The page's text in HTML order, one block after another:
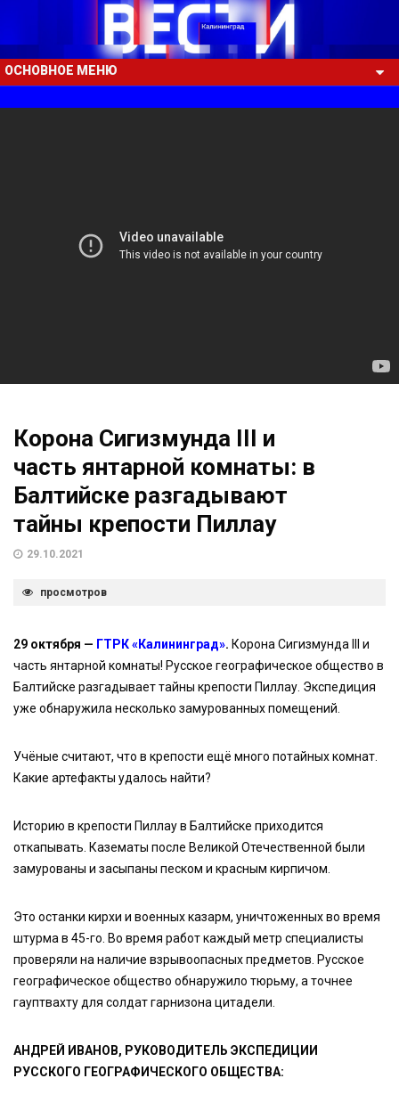
ОСНОВНОЕ МЕНЮ
Корона Сигизмунда III и
часть янтарной комнаты: в
Балтийске разгадывают
тайны крепости Пиллау
29.10.2021
просмотров
29 октября — ГТРК «Калининград». Корона Сигизмунда III и
часть янтарной комнаты! Русское географическое общество в
Балтийске разгадывает тайны крепости Пиллау. Экспедиция
уже обнаружила несколько замурованных помещений.
Учёные считают, что в крепости ещё много потайных комнат.
Какие артефакты удалось найти?
Историю в крепости Пиллау в Балтийске приходится
откапывать. Казематы после Великой Отечественной были
замурованы и засыпаны песком и красным кирпичом.
Это останки кирхи и военных казарм, уничтоженных во время
штурма в 45-го. Во время работ каждый метр специалисты
проверяли на наличие взрывоопасных предметов. Русское
географическое общество обнаружило тюрьму, а точнее
гауптвахту для солдат гарнизона цитадели.
АНДРЕЙ ИВАНОВ, РУКОВОДИТЕЛЬ ЭКСПЕДИЦИИ
РУССКОГО ГЕОГРАФИЧЕСКОГО ОБЩЕСТВА: